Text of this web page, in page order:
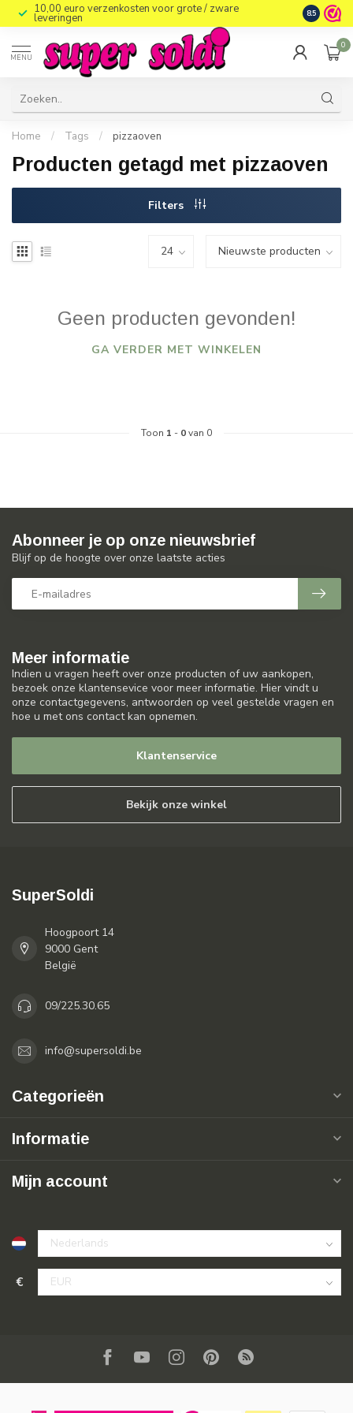
10,00 euro verzenkosten voor grote / zware
leveringen 8.5
MENU
0
Home / Tags / pizzaoven
Producten getagd met pizzaoven
Filters
Geen producten gevonden!
GA VERDER MET WINKELEN
Toon 1 - 0van 0
Meer informatie
Indien u vragen heeft over onze producten of uw aankopen,
bezoek onze klantensevice voor meer informatie. Hier vindt u
onze contactgegevens, antwoorden op veel gestelde vragen en
hoe u met ons contact kan opnemen.
Klantenservice
Bekijk onze winkel
Abonneer je op onze nieuwsbrief
Blijf op de hoogte over onze laatste acties
SuperSoldi
Hoogpoort 14
9000 Gent
België
09/225.30.65
info@supersoldi.be
Categorieën
Informatie
Mijn account
€